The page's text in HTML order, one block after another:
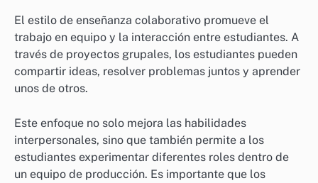
El estilo de enseñanza colaborativo promueve el
trabajo en equipo y la interacción entre estudiantes. A
través de proyectos grupales, los estudiantes pueden
compartir ideas, resolver problemas juntos y aprender
unos de otros.
Este enfoque no solo mejora las habilidades
interpersonales, sino que también permite a los
estudiantes experimentar diferentes roles dentro de
un equipo de producción. Es importante que los